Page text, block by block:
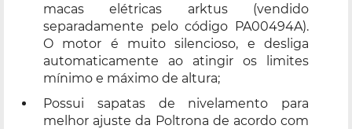
macas elétricas arktus (vendido
separadamente pelo código PA00494A).
O motor é muito silencioso, e desliga
automaticamente ao atingir os limites
mínimo e máximo de altura;
Possui sapatas de nivelamento para
melhor ajuste da Poltrona de acordo com